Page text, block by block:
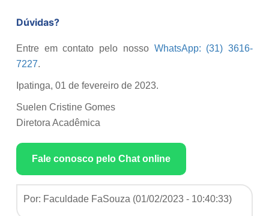
Dúvidas?
Entre em contato pelo nosso WhatsApp: (31) 3616-
7227.
Ipatinga, 01 de fevereiro de 2023.
Suelen Cristine Gomes
Diretora Acadêmica
Fale conosco pelo Chat online
Por: Faculdade FaSouza (01/02/2023 - 10:40:33)